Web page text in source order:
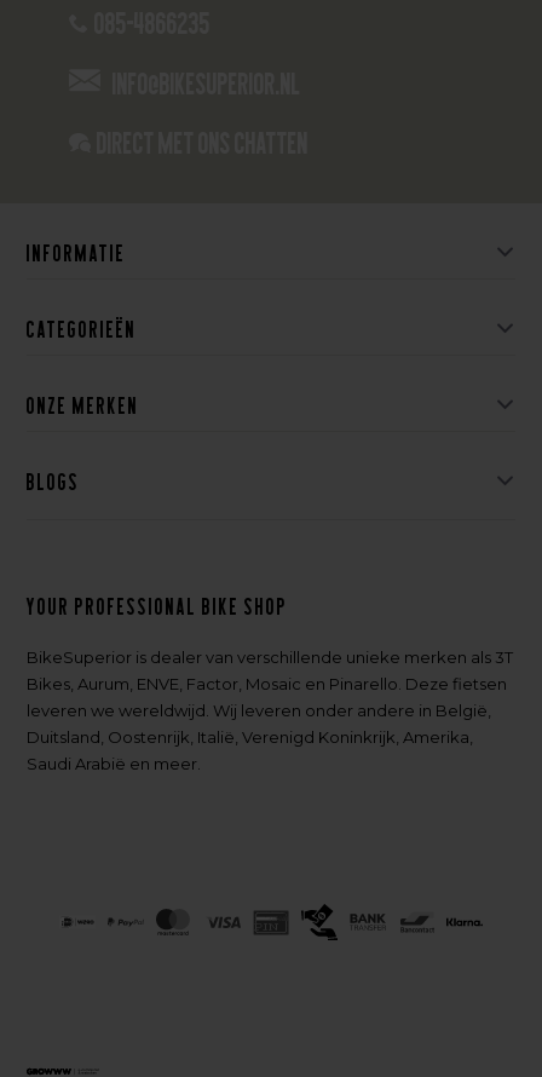
Informatie
Categorieën
Onze merken
Blogs
Your professional bike shop
BikeSuperior is dealer van verschillende unieke merken als 3T
Bikes, Aurum, ENVE, Factor, Mosaic en Pinarello. Deze fietsen
leveren we wereldwijd. Wij leveren onder andere in België,
Duitsland, Oostenrijk, Italië, Verenigd Koninkrijk, Amerika,
Saudi Arabië en meer.